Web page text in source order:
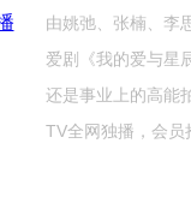
由姚弛、张楠、李
爱剧《我的爱与星
还是事业上的高能
TV全网独播，会员